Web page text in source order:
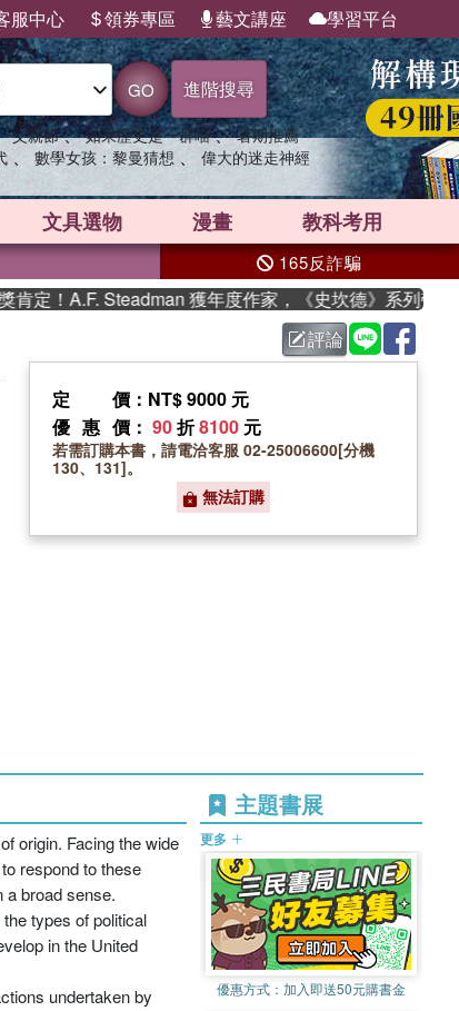
服中心 領券專區 藝文講座 學習平台
GO 進階搜尋
父親節 、 如果歷史是一群喵 、 暑期推薦
、 數學女孩：黎曼猜想 、 偉大的迷走神經
文具選物 漫畫 教科考用
165反詐騙
！A.F. Steadman 獲年度作家，《史坎德》系列帶你踏上
評論
定價 ：NT$ 9000 元
優惠價 ： 90折8100 元
若需訂購本書，請電洽客服 02-25006600[分機
130、131]。
無法訂購
origin. Facing the wide
respond to these
a broad sense.
types of political
in the United
undertaken by
主題書展
更多
優惠方式： 加入即送50元購書金